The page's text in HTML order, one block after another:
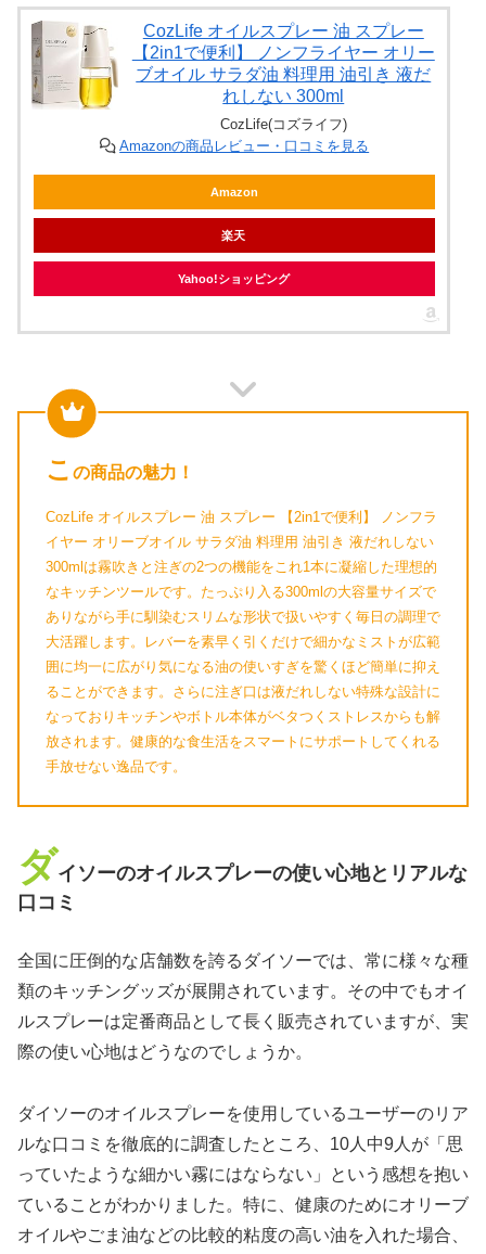
CozLife オイルスプレー 油 スプレー
【2in1で便利】 ノンフライヤー オリー
ブオイル サラダ油 料理用 油引き 液だ
れしない 300ml
CozLife(コズライフ)
Amazonの商品レビュー・口コミを見る
Amazon
楽天
Yahoo!ショッピング
こ の商品の魅力！
CozLife オイルスプレー 油 スプレー 【2in1で便利】 ノンフラ
イヤー オリーブオイル サラダ油 料理用 油引き 液だれしない
300mlは霧吹きと注ぎの2つの機能をこれ1本に凝縮した理想的
なキッチンツールです。たっぷり入る300mlの大容量サイズで
ありながら手に馴染むスリムな形状で扱いやすく毎日の調理で
大活躍します。レバーを素早く引くだけで細かなミストが広範
囲に均一に広がり気になる油の使いすぎを驚くほど簡単に抑え
ることができます。さらに注ぎ口は液だれしない特殊な設計に
なっておりキッチンやボトル本体がベタつくストレスからも解
放されます。健康的な食生活をスマートにサポートしてくれる
手放せない逸品です。
ダイソーのオイルスプレーの使い心地とリアルな
口コミ
全国に圧倒的な店舗数を誇るダイソーでは、常に様々な種
類のキッチングッズが展開されています。その中でもオイ
ルスプレーは定番商品として長く販売されていますが、実
際の使い心地はどうなのでしょうか。
ダイソーのオイルスプレーを使用しているユーザーのリア
ルな口コミを徹底的に調査したところ、10人中9人が「思
っていたような細かい霧にはならない」という感想を抱い
ていることがわかりました。特に、健康のためにオリーブ
オイルやごま油などの比較的粘度の高い油を入れた場合、